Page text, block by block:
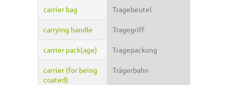
carrier bag Tragebeutel
carrying handle Tragegriff
carrier pack(age) Tragepackung
carrier (for being
coated)
Trägerbahn